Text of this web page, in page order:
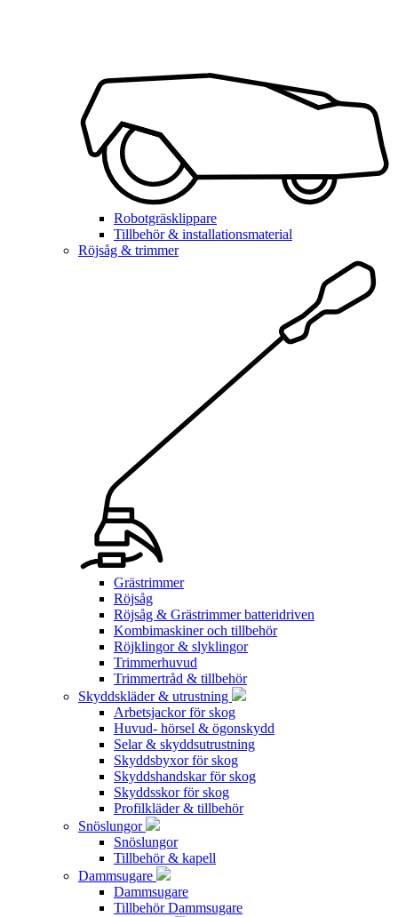
Robotgräsklippare
Tillbehör & installationsmaterial
Röjsåg & trimmer
Grästrimmer
Röjsåg
Röjsåg & Grästrimmer batteridriven
Kombimaskiner och tillbehör
Röjklingor & slyklingor
Trimmerhuvud
Trimmertråd & tillbehör
Skyddskläder & utrustning
Arbetsjackor för skog
Huvud- hörsel & ögonskydd
Selar & skyddsutrustning
Skyddsbyxor för skog
Skyddshandskar för skog
Skyddsskor för skog
Profilkläder & tillbehör
Snöslungor
Snöslungor
Tillbehör & kapell
Dammsugare
Dammsugare
Tillbehör Dammsugare